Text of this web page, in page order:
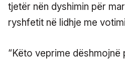
tjetër nën dyshimin për
ryshfetit në lidhje me
“Këto veprime